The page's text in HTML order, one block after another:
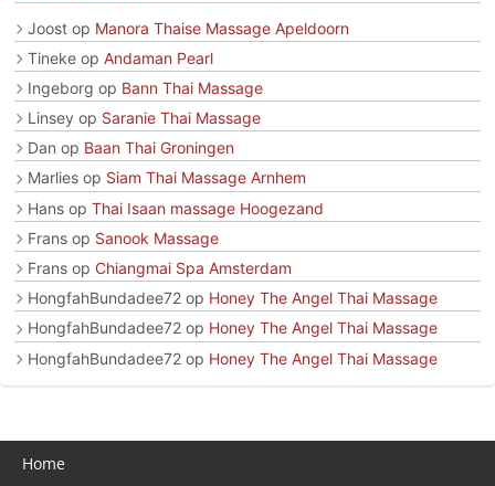
Joost op Manora Thaise Massage Apeldoorn
Tineke op Andaman Pearl
Ingeborg op Bann Thai Massage
Linsey op Saranie Thai Massage
Dan op Baan Thai Groningen
Marlies op Siam Thai Massage Arnhem
Hans op Thai Isaan massage Hoogezand
Frans op Sanook Massage
Frans op Chiangmai Spa Amsterdam
HongfahBundadee72 op Honey The Angel Thai Massage
HongfahBundadee72 op Honey The Angel Thai Massage
HongfahBundadee72 op Honey The Angel Thai Massage
Home